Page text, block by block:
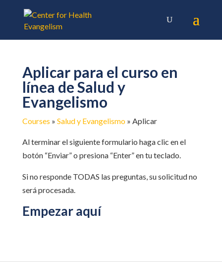
Aplicar para el curso en
línea de Salud y
Evangelismo
Courses » Salud y Evangelismo» Aplicar
Al terminar el siguiente formulario haga clic en el
botón “Enviar” o presiona “Enter” en tu teclado.
Si no responde TODAS las preguntas, su solicitud no
será procesada.
Empezar aquí